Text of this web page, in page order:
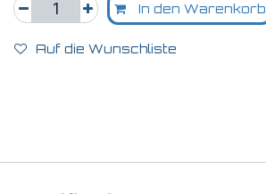
In den Warenkorb
Auf die Wunschliste